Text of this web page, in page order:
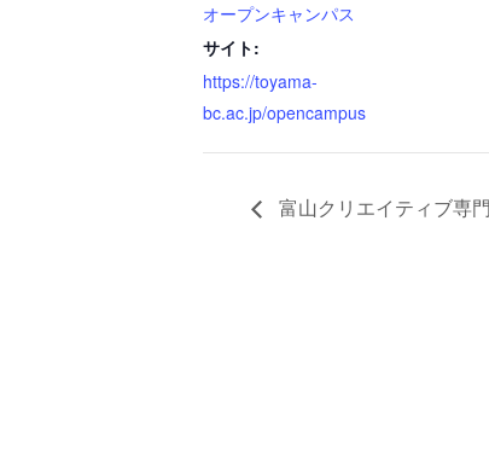
オープンキャンパス
サイト:
https://toyama-
bc.ac.jp/opencampus
富山クリエイティブ専